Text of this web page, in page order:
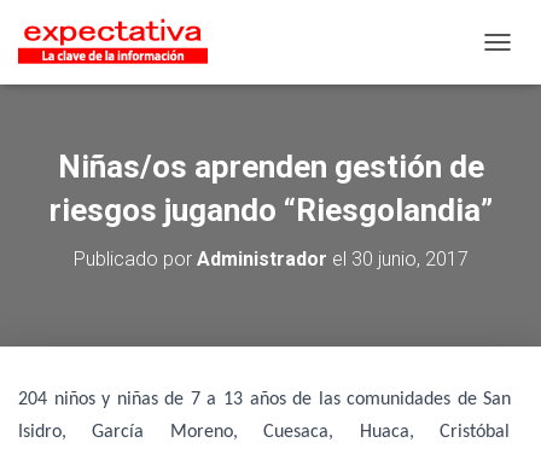
Niñas/os aprenden gestión de
riesgos jugando “Riesgolandia”
Publicado por Administrador el 30 junio, 2017
204 niños y niñas de 7 a 13 años de las comunidades de San
Isidro, García Moreno, Cuesaca, Huaca, Cristóbal